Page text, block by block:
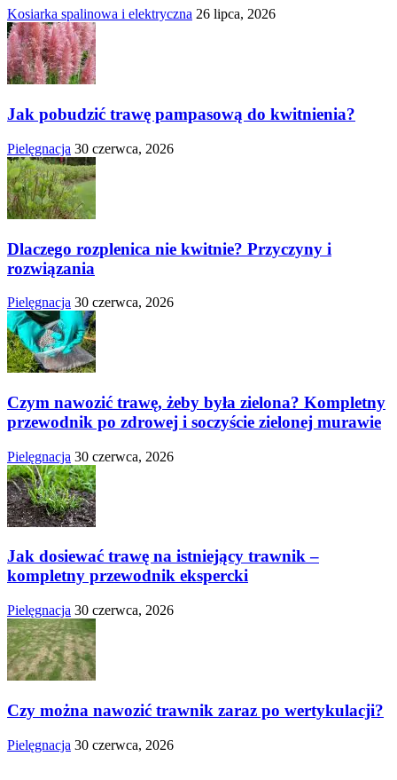
Kosiarka spalinowa i elektryczna 26 lipca, 2026
Jak pobudzić trawę pampasową do kwitnienia?
Pielęgnacja 30 czerwca, 2026
Dlaczego rozplenica nie kwitnie? Przyczyny i
rozwiązania
Pielęgnacja 30 czerwca, 2026
Czym nawozić trawę, żeby była zielona? Kompletny
przewodnik po zdrowej i soczyście zielonej murawie
Pielęgnacja 30 czerwca, 2026
Jak dosiewać trawę na istniejący trawnik –
kompletny przewodnik ekspercki
Pielęgnacja 30 czerwca, 2026
Czy można nawozić trawnik zaraz po wertykulacji?
Pielęgnacja 30 czerwca, 2026